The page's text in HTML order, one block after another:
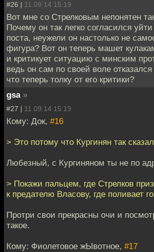
#26 | 11.09.14 15:19
Вот мне со Стрелковым непонятен
Почему он так легко согласился
поста, неужели он настолько не
фигура? Вот он теперь машет
и критикует ситуацию с минским
ведь он сам по своей воле
что теперь толку от его критики?
gsa »
#27 | 11.09.14 15:19
Кому: Док, #16
> Это потому что Кургинян так
Любезный, с Кургиняном ты не по
> Покажи пальцем, где Стрелков
к предателю Власову, где поливает
Протри свои прекрасны очи и
такое.
Кому: Фиолетовое жЫвотное, #17